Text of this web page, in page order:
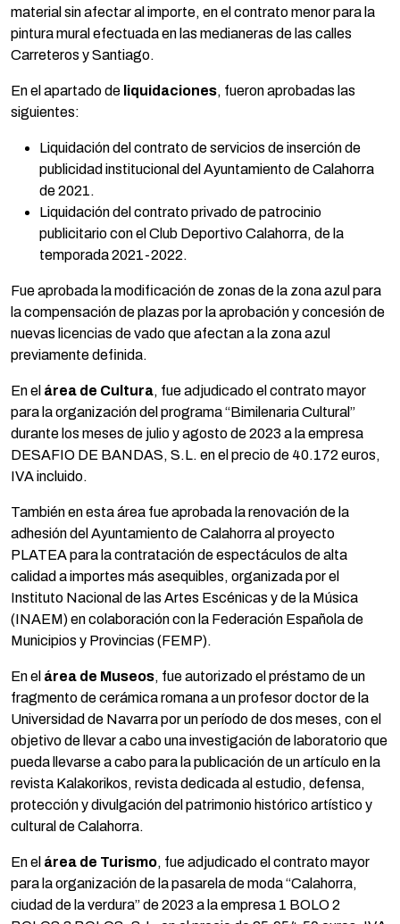
material sin afectar al importe, en el contrato menor para la
pintura mural efectuada en las medianeras de las calles
Carreteros y Santiago.
En el apartado de liquidaciones, fueron aprobadas las
siguientes:
Liquidación del contrato de servicios de inserción de
publicidad institucional del Ayuntamiento de Calahorra
de 2021.
Liquidación del contrato privado de patrocinio
publicitario con el Club Deportivo Calahorra, de la
temporada 2021-2022.
Fue aprobada la modificación de zonas de la zona azul para
la compensación de plazas por la aprobación y concesión de
nuevas licencias de vado que afectan a la zona azul
previamente definida.
En el área de Cultura, fue adjudicado el contrato mayor
para la organización del programa “Bimilenaria Cultural”
durante los meses de julio y agosto de 2023 a la empresa
DESAFIO DE BANDAS, S.L. en el precio de 40.172 euros,
IVA incluido.
También en esta área fue aprobada la renovación de la
adhesión del Ayuntamiento de Calahorra al proyecto
PLATEA para la contratación de espectáculos de alta
calidad a importes más asequibles, organizada por el
Instituto Nacional de las Artes Escénicas y de la Música
(INAEM) en colaboración con la Federación Española de
Municipios y Provincias (FEMP).
En el área de Museos, fue autorizado el préstamo de un
fragmento de cerámica romana a un profesor doctor de la
Universidad de Navarra por un período de dos meses, con el
objetivo de llevar a cabo una investigación de laboratorio que
pueda llevarse a cabo para la publicación de un artículo en la
revista Kalakorikos, revista dedicada al estudio, defensa,
protección y divulgación del patrimonio histórico artístico y
cultural de Calahorra.
En el área de Turismo, fue adjudicado el contrato mayor
para la organización de la pasarela de moda “Calahorra,
ciudad de la verdura” de 2023 a la empresa 1 BOLO 2